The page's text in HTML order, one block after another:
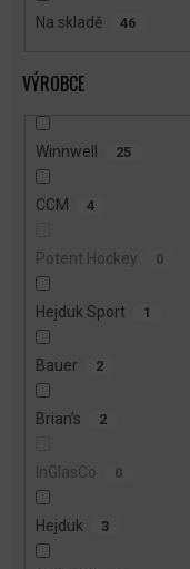
Na skladě 46
VÝROBCE
Winnwell 25
CCM 4
Potent Hockey 0
Hejduk Sport 1
Bauer 2
Brian’s 2
InGlasCo 0
Hejduk 3